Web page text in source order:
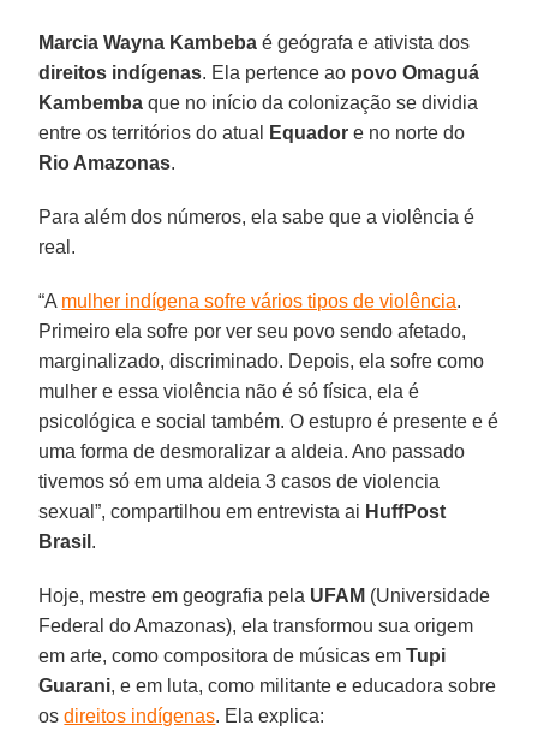
Marcia Wayna Kambeba é geógrafa e ativista dos
direitos indígenas. Ela pertence ao povo Omaguá
Kambemba que no início da colonização se dividia
entre os territórios do atual
Equador e no norte do
Rio Amazonas.
Para além dos números, ela sabe que a violência é
real.
“A mulher indígena sofre vários tipos de violência.
Primeiro ela sofre por ver seu povo sendo afetado,
marginalizado, discriminado. Depois, ela sofre como
mulher e essa violência não é só física, ela é
psicológica e social também. O estupro é presente e é
uma forma de desmoralizar a aldeia. Ano passado
tivemos só em uma aldeia 3 casos de violencia
sexual”, compartilhou em entrevista ai HuffPost
Brasil .
Hoje, mestre em geografia pela UFAM (Universidade
Federal do Amazonas), ela transformou sua origem
em arte, como compositora de músicas emTupi
Guarani, e em luta, como militante e educadora sobre
osdireitos indígenas. Ela explica: